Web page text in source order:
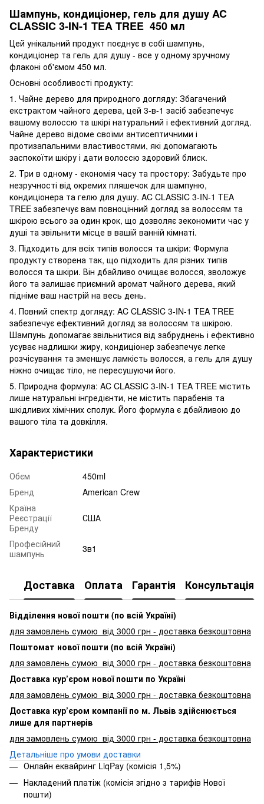
Шампунь, кондиціонер, гель для душу AC
CLASSIC 3-IN-1 TEA TREE 450 мл
Цей унікальний продукт поєднує в собі шампунь,
кондиціонер та гель для душу - все у одному зручному
флаконі об'ємом 450 мл.
Основні особливості продукту:
1. Чайне дерево для природного догляду: Збагачений
екстрактом чайного дерева, цей 3-в-1 засіб забезпечує
вашому волоссю та шкірі натуральний і ефективний догляд.
Чайне дерево відоме своїми антисептичними і
протизапальними властивостями, які допомагають
заспокоїти шкіру і дати волоссю здоровий блиск.
2. Три в одному - економія часу та простору: Забудьте про
незручності від окремих пляшечок для шампуню,
кондиціонера та гелю для душу. AC CLASSIC 3-IN-1 TEA
TREE забезпечує вам повноцінний догляд за волоссям та
шкірою всього за один крок, що дозволяє зекономити час у
душі та звільнити місце в вашій ванній кімнаті.
3. Підходить для всіх типів волосся та шкіри: Формула
продукту створена так, що підходить для різних типів
волосся та шкіри. Він дбайливо очищає волосся, зволожує
його та залишає приємний аромат чайного дерева, який
підніме ваш настрій на весь день.
4. Повний спектр догляду: AC CLASSIC 3-IN-1 TEA TREE
забезпечує ефективний догляд за волоссям та шкірою.
Шампунь допомагає звільнитися від забруднень і ефективно
усуває надлишки жиру, кондиціонер забезпечує легке
розчісування та зменшує ламкість волосся, а гель для душу
ніжно очищає тіло, не пересушуючи його.
5. Природна формула: AC CLASSIC 3-IN-1 TEA TREE містить
лише натуральні інгредієнти, не містить парабенів та
шкідливих хімічних сполук. Його формула є дбайливою до
вашого тіла та довкілля.
Характеристики
Обєм
450ml
Бренд
American Crew
Країна
Реєстрації
Бренду
США
Професійний
шампунь
3в1
Доставка Оплата Гарантія Консультація
Відділення нової пошти (по всій Україні)
для замовлень сумою від 3000 грн - доставка безкоштовна
Поштомат нової пошти (по всій Україні)
для замовлень сумою від 3000 грн - доставка безкоштовна
Доставка кур’єром нової пошти по Україні
для замовлень сумою від 3000 грн - доставка безкоштовна
Доставка кур’єром компанії по м. Львів здійснюється
лише для партнерів
для замовлень сумою від 3000 грн - доставка безкоштовна
Детальніше про умови доставки
Онлайн еквайринг LiqPay (комісія 1,5%)
Накладений платіж (комісія згідно з тарифів Нової
пошти)